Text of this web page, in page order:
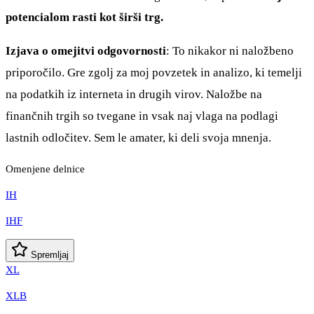
potencialom rasti kot širši trg.
Izjava o omejitvi odgovornosti: To nikakor ni naložbeno
priporočilo. Gre zgolj za moj povzetek in analizo, ki temelji
na podatkih iz interneta in drugih virov. Naložbe na
finančnih trgih so tvegane in vsak naj vlaga na podlagi
lastnih odločitev. Sem le amater, ki deli svoja mnenja.
Omenjene delnice
IH
IHF
Spremljaj
XL
XLB